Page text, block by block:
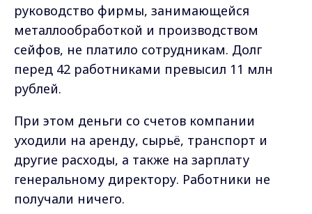
руководство фирмы, занимающейся
металлообработкой и производством
сейфов, не платило сотрудникам. Долг
перед 42 работниками превысил 11 млн
рублей.
При этом деньги со счетов компании
уходили на аренду, сырьё, транспорт и
другие расходы, а также на зарплату
генеральному директору. Работники не
получали ничего.